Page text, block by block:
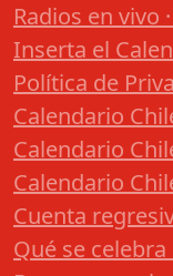
Radios en vivo
Inserta el
Política de
Calendario
Calendario
Calendario
Cuenta
Qué se